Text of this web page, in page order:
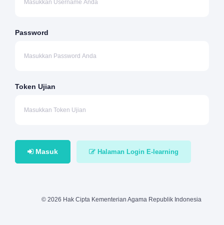
Password
Token Ujian
Masuk Halaman Login E-learning
© 2026 Hak Cipta Kementerian Agama Republik Indonesia